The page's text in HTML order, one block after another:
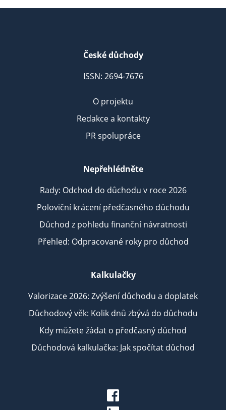
České důchody
ISSN: 2694-7676
O projektu
Redakce a kontakty
PR spolupráce
Nepřehlédněte
Rady: Odchod do důchodu v roce 2026
Poloviční krácení předčasného důchodu
Důchod z pohledu finanční návratnosti
Přehled: Odpracované roky pro důchod
Kalkulačky
Valorizace 2026: Zvýšení důchodu a doplatek
Důchodový věk: Kolik dnů zbývá do důchodu
Kdy můžete žádat o předčasný důchod
Důchodová kalkulačka: Jak spočítat důchod